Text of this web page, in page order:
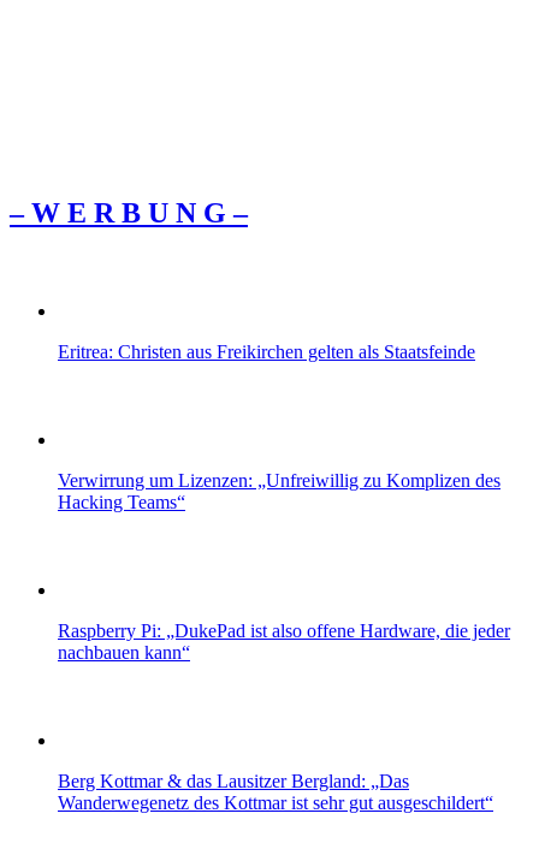
– W Ε R Β U Ν G –
Eritrea: Christen aus Freikirchen gelten als Staatsfeinde
Verwirrung um Lizenzen: „Unfreiwillig zu Komplizen des
Hacking Teams“
Raspberry Pi: „DukePad ist also offene Hardware, die jeder
nachbauen kann“
Berg Kottmar & das Lausitzer Bergland: „Das
Wanderwegenetz des Kottmar ist sehr gut ausgeschildert“